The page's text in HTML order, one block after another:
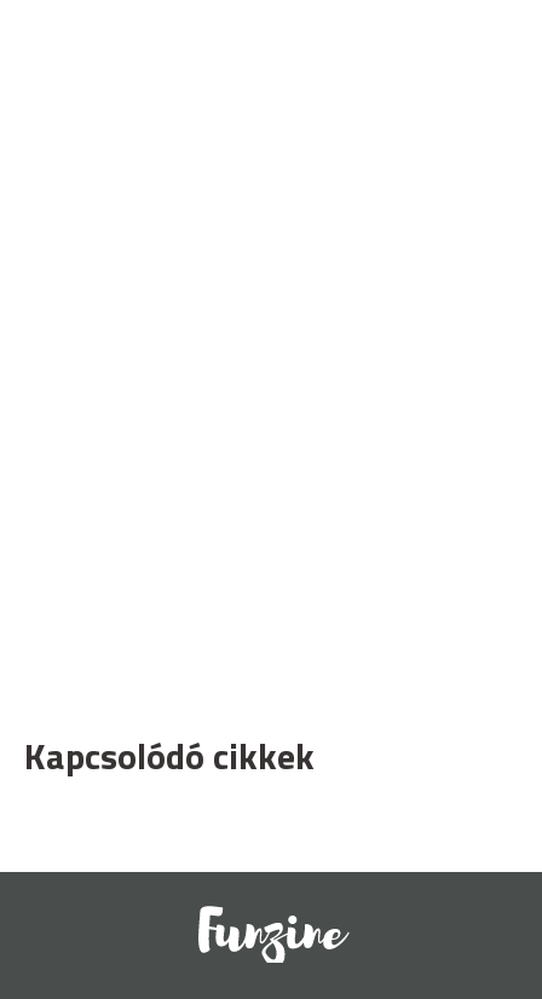
Kapcsolódó cikkek